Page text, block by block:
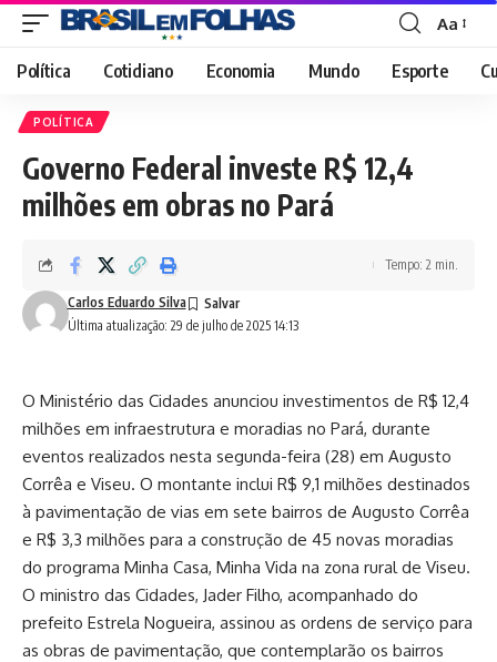
Font
Resizer
Aa
Política Cotidiano Economia Mundo Esporte
POLÍTICA
Governo Federal investe R$ 12,4
milhões em obras no Pará
Última atualização: 29 de julho de 2025 14:13
Carlos Eduardo Silva
Tempo: 2 min.
O Ministério das Cidades anunciou investimentos de R$ 12,4
milhões em infraestrutura e moradias no Pará, durante
eventos realizados nesta segunda-feira (28) em Augusto
Corrêa e Viseu. O montante inclui R$ 9,1 milhões destinados
à pavimentação de vias em sete bairros de Augusto Corrêa
e R$ 3,3 milhões para a construção de 45 novas moradias
do programa Minha Casa, Minha Vida na zona rural de Viseu.
O ministro das Cidades, Jader Filho, acompanhado do
prefeito Estrela Nogueira, assinou as ordens de serviço para
as obras de pavimentação, que contemplarão os bairros